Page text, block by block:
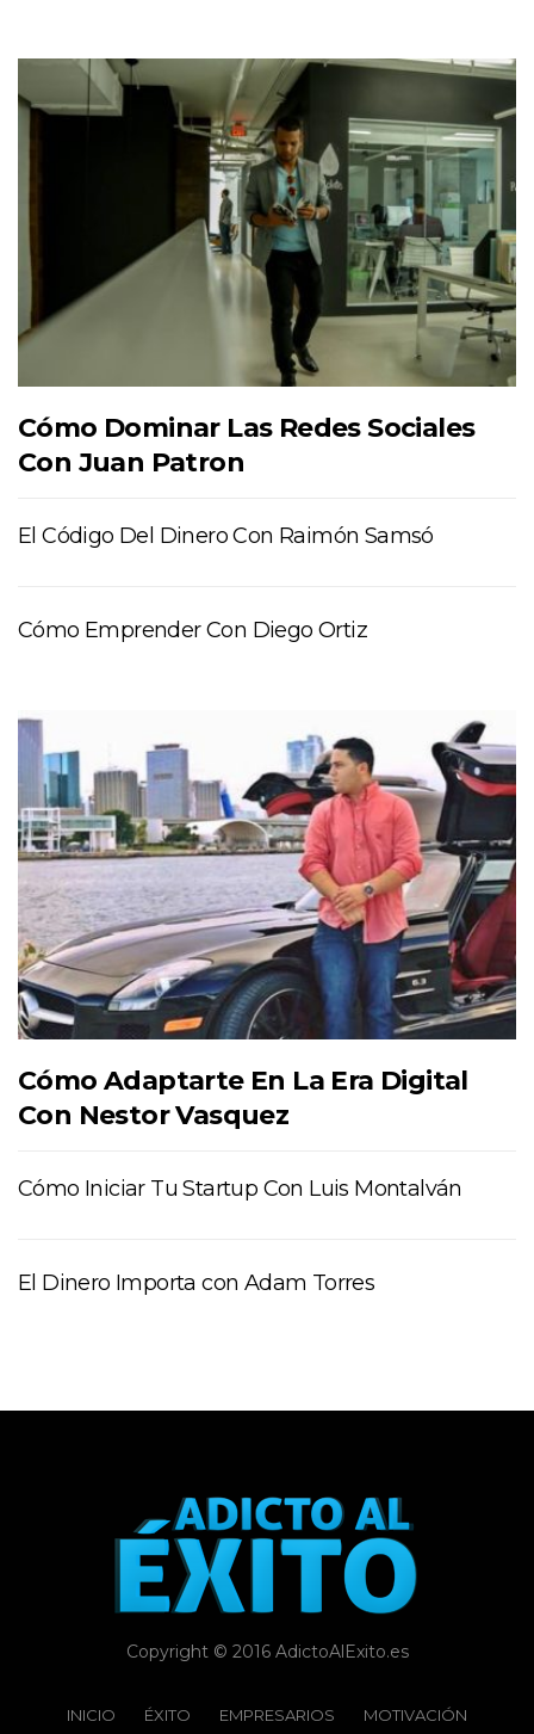
Cómo Dominar Las Redes Sociales
Con Juan Patron
El Código Del Dinero Con Raimón Samsó
Cómo Emprender Con Diego Ortiz
Cómo Adaptarte En La Era Digital
Con Nestor Vasquez
Cómo Iniciar Tu Startup Con Luis Montalván
El Dinero Importa con Adam Torres
Copyright © 2016 AdictoAlExito.es
INICIO ÉXITO‬ EMPRESARIOS MOTIVACIÓN